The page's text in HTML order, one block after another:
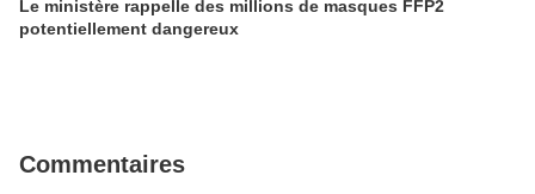
Le ministère rappelle des millions de masques FFP2
potentiellement dangereux
Commentaires